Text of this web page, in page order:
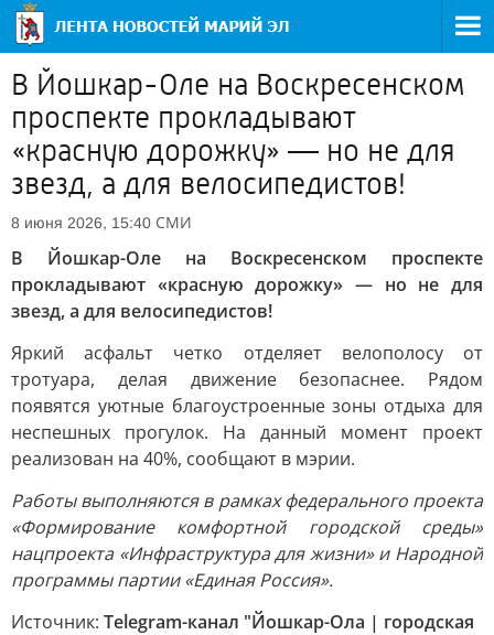
В Йошкар-Оле на Воскресенском
проспекте прокладывают
«красную дорожку» — но не для
звезд, а для велосипедистов!
8 июня 2026, 15:40 СМИ
В Йошкар-Оле на Воскресенском проспекте
прокладывают «красную дорожку» — но не для
звезд, а для велосипедистов!
Яркий асфальт четко отделяет велополосу от
тротуара, делая движение безопаснее. Рядом
появятся уютные благоустроенные зоны отдыха для
неспешных прогулок. На данный момент проект
реализован на 40%, сообщают в мэрии.
Работы выполняются в рамках федерального проекта
«Формирование комфортной городской среды»
нацпроекта «Инфраструктура для жизни» и Народной
программы партии «Единая Россия».
Источник: Telegram-канал "Йошкар-Ола | городская